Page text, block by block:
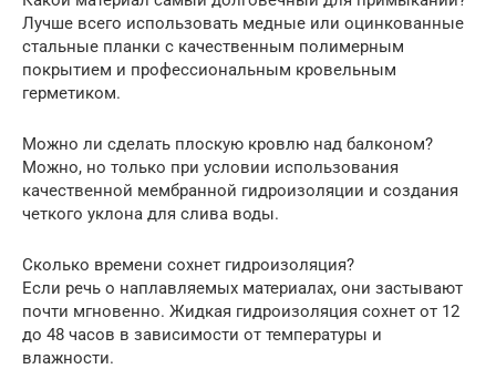
Лучше всего использовать медные или оцинкованные
стальные планки с качественным полимерным
покрытием и профессиональным кровельным
герметиком.
Можно ли сделать плоскую кровлю над балконом?
Можно, но только при условии использования
качественной мембранной гидроизоляции и создания
четкого уклона для слива воды.
Сколько времени сохнет гидроизоляция?
Если речь о наплавляемых материалах, они застывают
почти мгновенно. Жидкая гидроизоляция сохнет от 12
до 48 часов в зависимости от температуры и
влажности.